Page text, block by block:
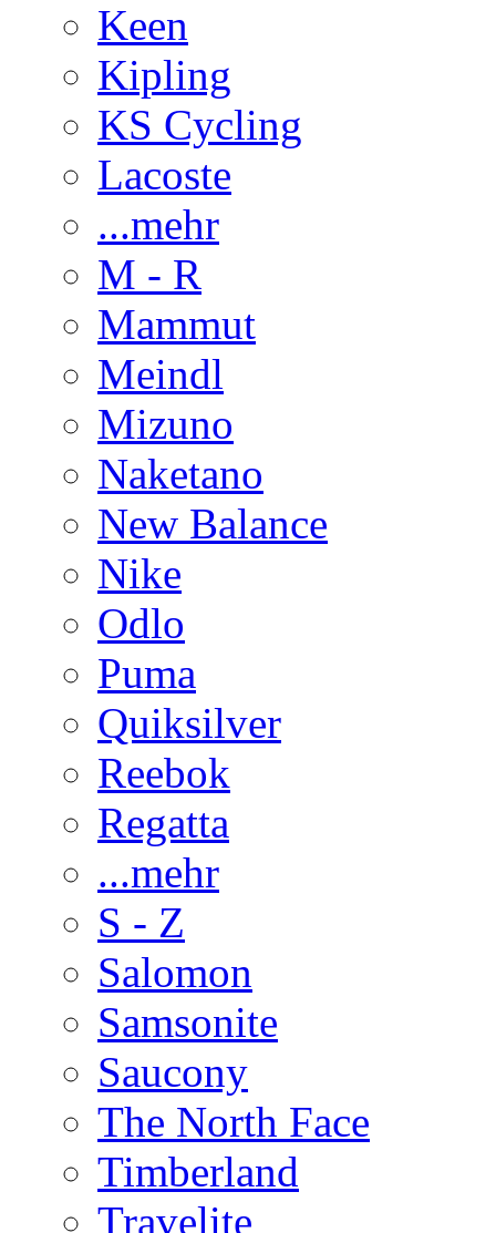
Keen
Kipling
KS Cycling
Lacoste
...mehr
M - R
Mammut
Meindl
Mizuno
Naketano
New Balance
Nike
Odlo
Puma
Quiksilver
Reebok
Regatta
...mehr
S - Z
Salomon
Samsonite
Saucony
The North Face
Timberland
Travelite